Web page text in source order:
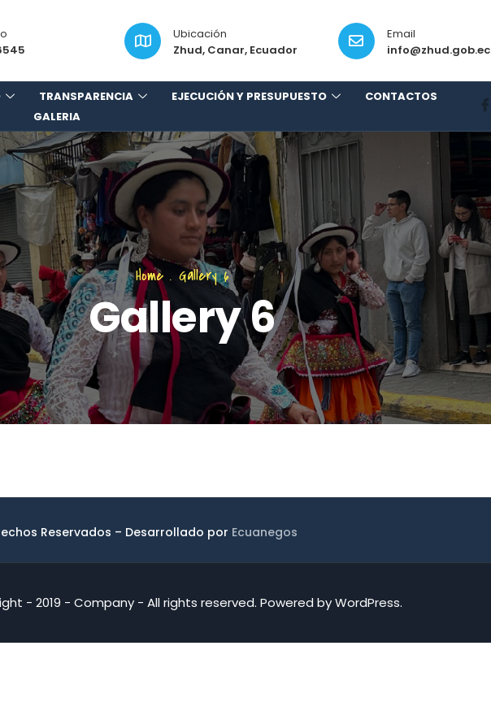
Ubicación
Zhud, Canar, Ecuador
Email
info@zhud.gob.ec
TRANSPARENCIA EJECUCIÓN Y PRESUPUESTO
CONTACTOS
GALERIA
Home. Gallery 6
Gallery 6
Reservados – Desarrollado por Ecuanegos
- 2019 - Company - All rights reserved. Powered by WordPress.